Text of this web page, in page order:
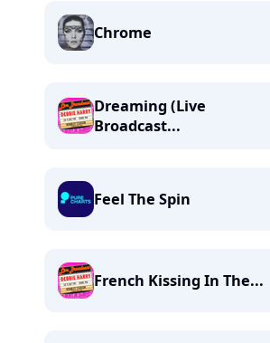
Chrome
Dreaming (Live
Broadcast...
Feel The Spin
French Kissing In The...